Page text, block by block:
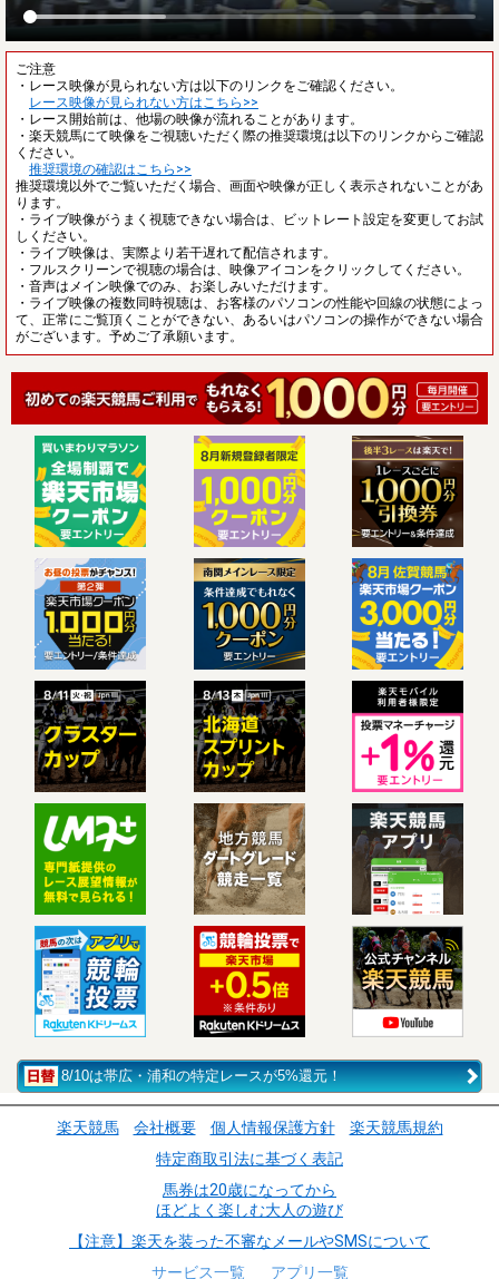
ご注意
・レース映像が見られない方は以下のリンクをご確認ください。
レース映像が見られない方はこちら>>
・レース開始前は、他場の映像が流れることがあります。
・楽天競馬にて映像をご視聴いただく際の推奨環境は以下のリンクからご確認
ください。
推奨環境の確認はこちら>>
推奨環境以外でご覧いただく場合、画面や映像が正しく表示されないことがあ
ります。
・ライブ映像がうまく視聴できない場合は、ビットレート設定を変更してお試
しください。
・ライブ映像は、実際より若干遅れて配信されます。
・フルスクリーンで視聴の場合は、映像アイコンをクリックしてください。
・音声はメイン映像でのみ、お楽しみいただけます。
・ライブ映像の複数同時視聴は、お客様のパソコンの性能や回線の状態によっ
て、正常にご覧頂くことができない、あるいはパソコンの操作ができない場合
がございます。予めご了承願います。
8/10は帯広・浦和の特定レースが5%還元！
楽天競馬 会社概要 個人情報保護方針
楽天競馬規約
特定商取引法に基づく表記
馬券は20歳になってから
ほどよく楽しむ大人の遊び
【注意】楽天を装った不審なメールやSMSについて
サービス一覧
アプリ一覧